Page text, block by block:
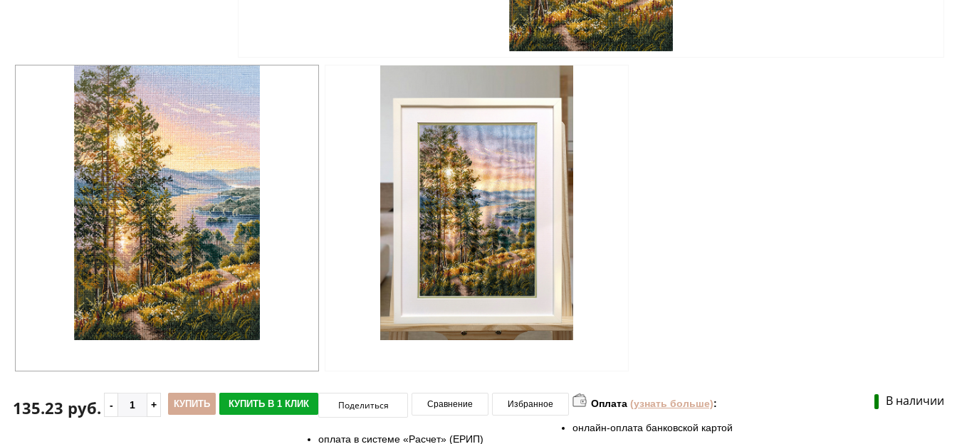
В наличии
135.23 руб. КУПИТЬ КУПИТЬ В 1 КЛИК Поделиться Сравнение Избранное Оплата (узнать больше):
онлайн-оплата банковской картой
оплата в системе «Расчет» (ЕРИП)